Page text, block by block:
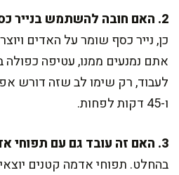
2. האם חובה להשתמש בנייר כסף?
כן, נייר כסף שומר על האדים
אתם נמנעים ממנו, עטיפה כפולה
לעבוד, רק שימו לב שזה דורש
ו-45 דקות לפחות.
3. האם זה עובד גם עם תפוחי אדמה קטנים?
בהחלט. תפוחי אדמה קטנים